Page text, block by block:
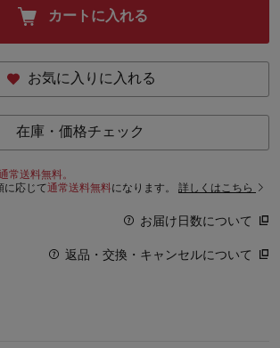
カートに入れる
お気に入りに入れる
在庫・価格チェック
常送料無料。
に応じて通常送料無料になります。 詳しくはこちら
お届け日数について
返品・交換・キャンセルについて